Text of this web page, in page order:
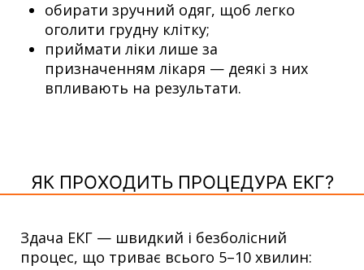
обирати зручний одяг, щоб легко
оголити грудну клітку;
приймати ліки лише за
призначенням лікаря — деякі з них
впливають на результати.
ЯК ПРОХОДИТЬ ПРОЦЕДУРА ЕКГ?
Здача ЕКГ — швидкий і безболісний
процес, що триває всього 5–10 хвилин: